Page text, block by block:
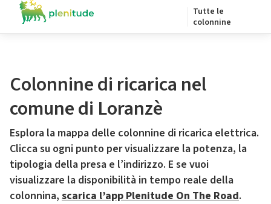
Tutte le
colonnine
Colonnine di ricarica nel
comune di Loranzè
Esplora la mappa delle colonnine di ricarica elettrica.
Clicca su ogni punto per visualizzare la potenza, la
tipologia della presa e l’indirizzo. E se vuoi
visualizzare la disponibilità in tempo reale della
colonnina, scarica l’app Plenitude On The Road.